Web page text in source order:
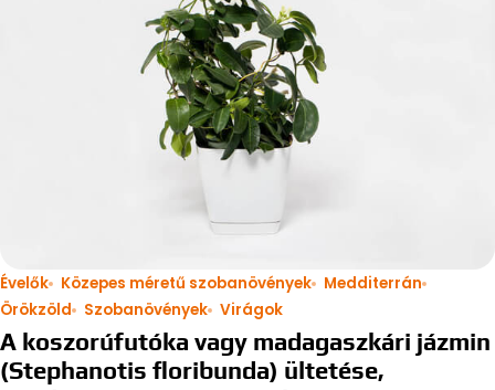
Évelők Közepes méretű szobanövények
Medditerrán
Örökzöld
Szobanövények Virágok
A koszorúfutóka vagy madagaszkári jázmin
(Stephanotis floribunda) ültetése,